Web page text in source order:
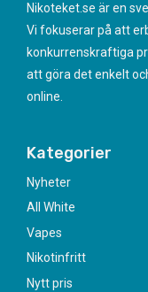
Nikoteket.se är en
Vi fokuserar på att
konkurrenskraftiga
att göra det enkelt
online.
Kategorier
Nyheter
All White
Vapes
Nikotinfritt
Nytt pris